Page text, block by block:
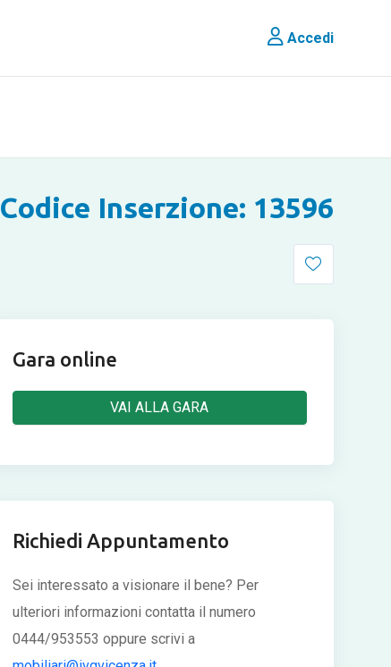
Accedi
Codice Inserzione: 13596
Gara online
VAI ALLA GARA
Richiedi Appuntamento
Sei interessato a visionare il bene? Per
ulteriori informazioni contatta il numero
0444/953553 oppure scrivi a